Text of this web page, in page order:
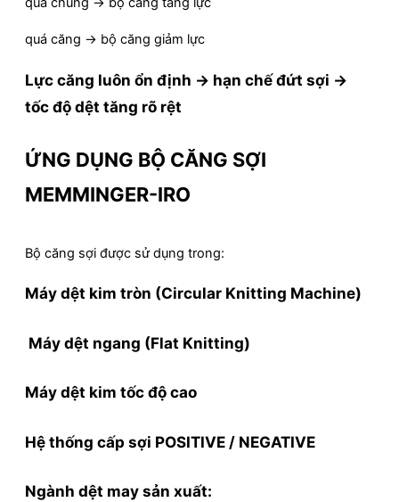
quá căng → bộ căng giảm lực
Lực căng luôn ổn định → hạn chế đứt sợi →
tốc độ dệt tăng rõ rệt
ỨNG DỤNG BỘ CĂNG SỢI
MEMMINGER-IRO
Bộ căng sợi được sử dụng trong:
Máy dệt kim tròn (Circular Knitting Machine)
Máy dệt ngang (Flat Knitting)
Máy dệt kim tốc độ cao
Hệ thống cấp sợi POSITIVE / NEGATIVE
Ngành dệt may sản xuất: